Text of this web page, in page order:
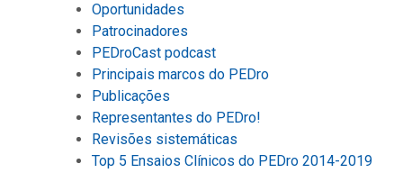
Oportunidades
Patrocinadores
PEDroCast podcast
Principais marcos do PEDro
Publicações
Representantes do PEDro!
Revisões sistemáticas
Top 5 Ensaios Clínicos do PEDro 2014-2019